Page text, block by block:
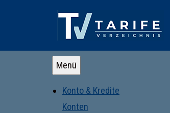
Menü
Konto & Kredite
Konten